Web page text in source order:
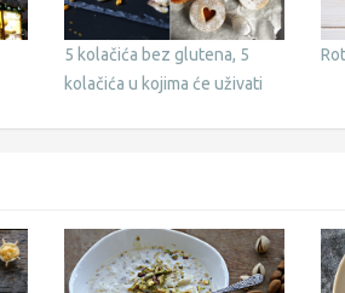
5 kolačića bez glutena, 5
kolačića u kojima će uživati